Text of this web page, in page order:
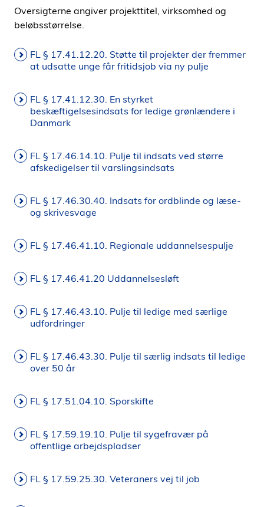
Oversigterne angiver projekttitel, virksomhed og
beløbsstørrelse.
FL § 17.41.12.20. Støtte til projekter der fremmer
at udsatte unge får fritidsjob via ny pulje
FL § 17.41.12.30. En styrket
beskæftigelsesindsats for ledige grønlændere i
Danmark
FL § 17.46.14.10. Pulje til indsats ved større
afskedigelser til varslingsindsats
FL § 17.46.30.40. Indsats for ordblinde og læse-
og skrivesvage
FL § 17.46.41.10. Regionale uddannelsespulje
FL § 17.46.41.20 Uddannelsesløft
FL § 17.46.43.10. Pulje til ledige med særlige
udfordringer
FL § 17.46.43.30. Pulje til særlig indsats til ledige
over 50 år
FL § 17.51.04.10. Sporskifte
FL § 17.59.19.10. Pulje til sygefravær på
offentlige arbejdspladser
FL § 17.59.25.30. Veteraners vej til job